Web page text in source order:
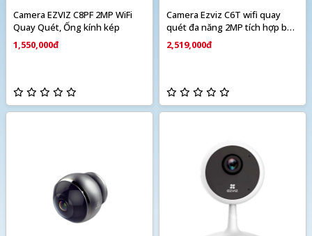
Camera EZVIZ C8PF 2MP WiFi
Quay Quét, Ống kính kép
1,550,000đ
Camera Ezviz C6T wifi quay
quét đa năng 2MP tích hợp báo
động
2,519,000đ